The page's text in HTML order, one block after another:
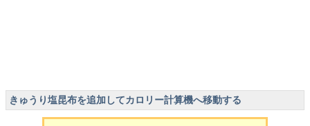
きゅうり塩昆布を追加してカロリー計算機へ移動する